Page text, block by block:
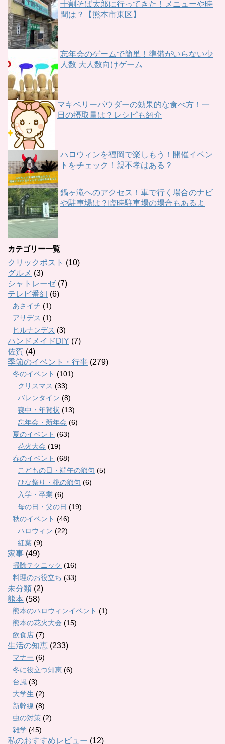
十割そば太郎に行ってきた！メニューや時
間は？【熊本市東区】
忘年会のゲームで簡単！準備がいらない少
人数 大人数向けゲーム
マキベリーパウダーの効果的な食べ方！一
日の摂取量は？レシピも紹介
ハロウィンを福岡で楽しもう！開催イベン
トをチェック！親不孝はある？
鍋ヶ滝へのアクセス！車で行く場合のナビ
や駐車場は？臨時駐車場の場合もあるよ
カテゴリー一覧
クリックポスト (10)
グルメ (3)
シャトレーゼ(7)
テレビ番組 (6)
あさイチ (1)
アサデス (1)
ヒルナンデス (3)
ハンドメイドDIY (7)
佐賀 (4)
季節のイベント・行事 (279)
冬のイベント (101)
クリスマス (33)
バレンタイン (8)
喪中・年賀状 (13)
忘年会・新年会 (6)
夏のイベント (63)
花火大会 (19)
春のイベント (68)
こどもの日・端午の節句 (5)
ひな祭り・桃の節句 (6)
入学・卒業 (6)
母の日・父の日 (19)
秋のイベント (46)
ハロウィン (22)
紅葉 (9)
家事 (49)
掃除テクニック (16)
料理のお役立ち (33)
未分類 (2)
熊本 (58)
熊本のハロウィンイベント (1)
熊本の花火大会 (15)
飲食店 (7)
生活の知恵 (233)
マナー (6)
冬に役立つ知恵 (6)
台風 (3)
大学生 (2)
新幹線 (8)
虫の対策 (2)
雑学 (45)
私のおすすめレビュー (12)